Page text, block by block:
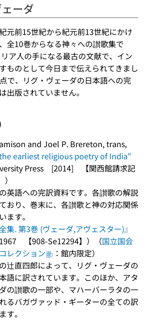
ーダ
元前15世紀から紀元前13世紀にかけ
全10巻からなる神々への讃歌集で
ア人の手になる最古の文献で、イン
ものとして今日まで伝えられてきまし
で、リグ・ヴェーダの日本語への完
出版されていません。
and Joel P. Brereton, trans,
earliest religious poetry of India"
Press [2014] 【関西館請求記
英語への完訳資料です。各讃歌の解説
おり、巻末に、各讃歌と神の対応関係
ます。
集. 第3巻 (ヴェーダ,アヴェスター)』
【908-Se12294】）（国立国会
レクション
：館内限定）
辻直四郎によって、リグ・ヴェーダの
語に訳されています。このほか、アタ
の讃歌の一部や、マハーバーラタの一
るバガヴァッド・ギーターの全ての訳
す。